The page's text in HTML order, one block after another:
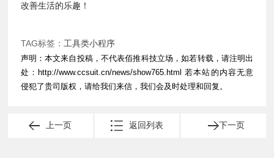
改善生活的乐趣！
TAG标签： 工具类小程序
声明：本文来自投稿，不代表佰推科技立场，如若转载，请注明出
处： http://www.ccsuit.cn/news/show765.html 若本站的内容无意
侵犯了贵司版权，请给我们来信，我们会及时处理和回复。
上一页 下一页
返回列表